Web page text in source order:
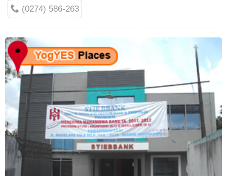
(0274) 586-263